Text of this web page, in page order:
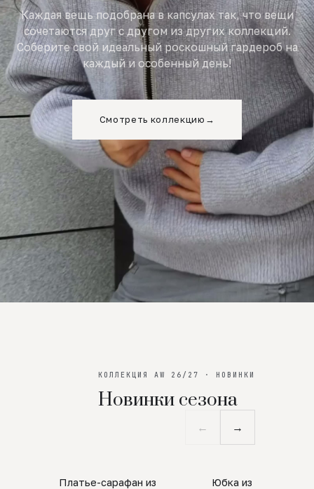
Каждая вещь подобрана в капсулах так, что вещи
сочетаются друг с другом из других коллекций.
Соберите свой идеальный роскошный гардероб на
каждый и особенный день!
Смотреть коллекцию →
КОЛЛЕКЦИЯ AW 26/27 · НОВИНКИ
Новинки сезона
← →
SALE
Платье-сарафан из
ПРЕДЗАКАЗ
Юбка из